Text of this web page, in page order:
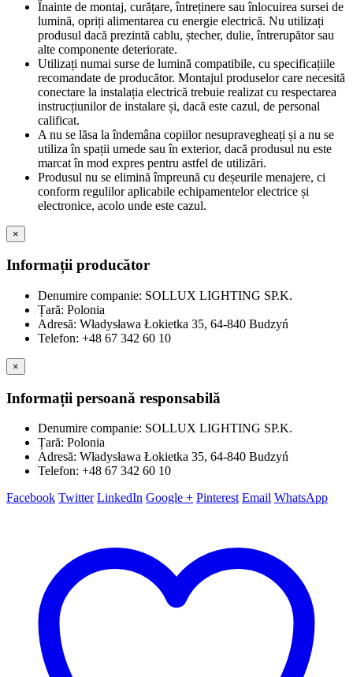
Înainte de montaj, curățare, întreținere sau înlocuirea sursei de
lumină, opriți alimentarea cu energie electrică. Nu utilizați
produsul dacă prezintă cablu, ștecher, dulie, întrerupător sau
alte componente deteriorate.
Utilizați numai surse de lumină compatibile, cu specificațiile
recomandate de producător. Montajul produselor care necesită
conectare la instalația electrică trebuie realizat cu respectarea
instrucțiunilor de instalare și, dacă este cazul, de personal
calificat.
A nu se lăsa la îndemâna copiilor nesupravegheați și a nu se
utiliza în spații umede sau în exterior, dacă produsul nu este
marcat în mod expres pentru astfel de utilizări.
Produsul nu se elimină împreună cu deșeurile menajere, ci
conform regulilor aplicabile echipamentelor electrice și
electronice, acolo unde este cazul.
×
Informații producător
Denumire companie: SOLLUX LIGHTING SP.K.
Țară: Polonia
Adresă: Władysława Łokietka 35, 64-840 Budzyń
Telefon: +48 67 342 60 10
×
Informații persoană responsabilă
Denumire companie: SOLLUX LIGHTING SP.K.
Țară: Polonia
Adresă: Władysława Łokietka 35, 64-840 Budzyń
Telefon: +48 67 342 60 10
Facebook Twitter LinkedIn Google + Pinterest Email WhatsApp